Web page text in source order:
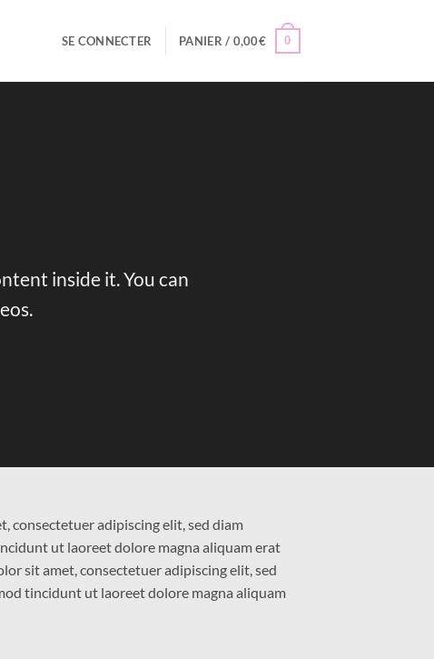
SE CONNECTER PANIER / 0,00€ 0
inside it. You can
consectetuer adipiscing elit, sed diam
ut laoreet dolore magna aliquam erat
sit amet, consectetuer adipiscing elit, sed
tincidunt ut laoreet dolore magna aliquam